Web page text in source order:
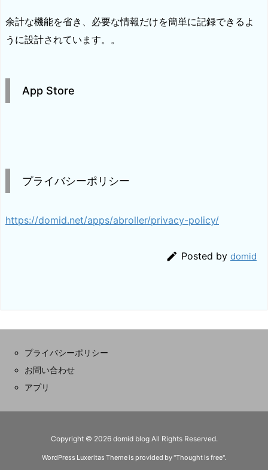
余計な機能を省き、必要な情報だけを簡単に記録できるよ
うに設計されています。。
App Store
プライバシーポリシー
https://domid.net/apps/abroller/privacy-policy/
 Posted by domid
プライバシーポリシー
お問い合わせ
アプリ
Copyright © 2026 domid blogAll Rights Reserved.
WordPress Luxeritas Theme is provided by "Thought is free".